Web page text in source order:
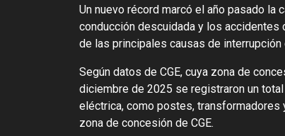
Un nuevo récord marcó el año pasado la
conducción descuidada y los
de las principales causas de
Según datos de CGE, cuya zona de
diciembre de 2025 se registraron un
eléctrica, como postes,
zona de concesión de CGE.